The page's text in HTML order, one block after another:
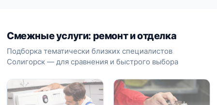
Смежные услуги: ремонт и отделка
Подборка тематически близких специалистов
Солигорск — для сравнения и быстрого выбора